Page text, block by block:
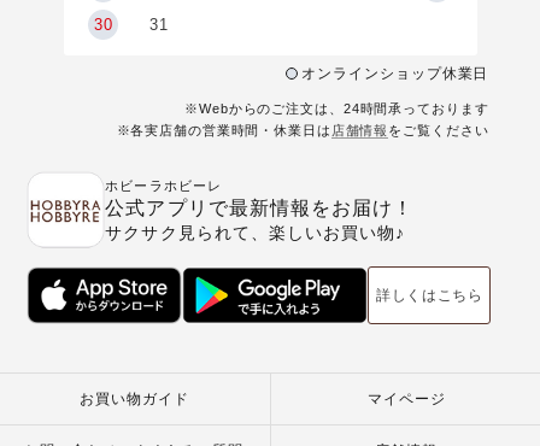
30 31
オンラインショップ休業日
※Webからのご注文は、24時間承っております
※各実店舗の営業時間・休業日は 店舗情報 をご覧ください
ホビーラホビーレ
公式アプリで最新情報をお届け！
サクサク見られて、楽しいお買い物♪
詳しくはこちら
お買い物ガイド マイページ